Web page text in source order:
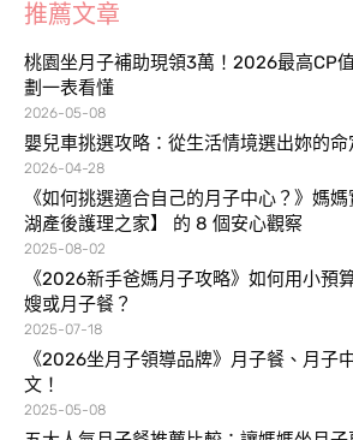
推薦文章
桃園坐月子補助現領3萬！2026最高CP
劃一表看懂
2026-05-08
嬰兒車挑選攻略：從生活情境選出妳的命
2026-04-28
《如何挑選適合自己的月子中心？》媽
湖產後護理之家】 的 8 個安心觀察
2025-08-02
《2026新手爸媽月子攻略》如何用小預
嫂或月子餐？
2025-07-18
《2026坐月子領導品牌》月子餐、月子
文！
2025-05-08